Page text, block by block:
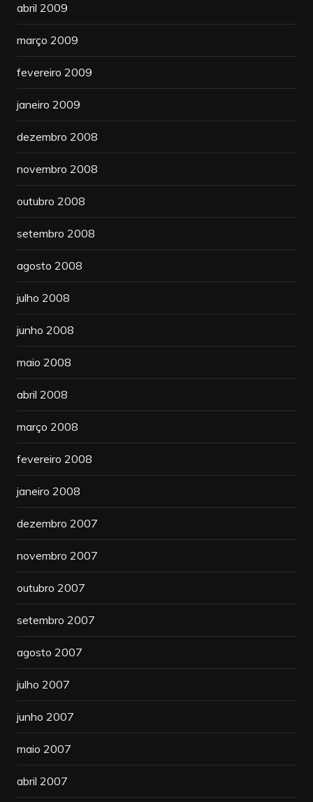
abril 2009
março 2009
fevereiro 2009
janeiro 2009
dezembro 2008
novembro 2008
outubro 2008
setembro 2008
agosto 2008
julho 2008
junho 2008
maio 2008
abril 2008
março 2008
fevereiro 2008
janeiro 2008
dezembro 2007
novembro 2007
outubro 2007
setembro 2007
agosto 2007
julho 2007
junho 2007
maio 2007
abril 2007